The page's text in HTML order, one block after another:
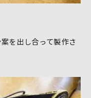
を出し合って製作さ